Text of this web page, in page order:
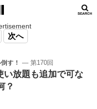
次へ
す！ ― 第170回
い放題も追加で可な
？